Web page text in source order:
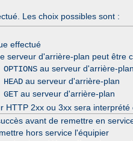
Les choix possibles sont :
effectué
serveur d'arrière-plan peut être
OPTIONSau serveur d'arrière-plan
au serveur d'arrière-plan
GETau serveur d'arrière-plan
HTTP 2xx ou 3xx sera
avant de remettre en
hors service l'équipier